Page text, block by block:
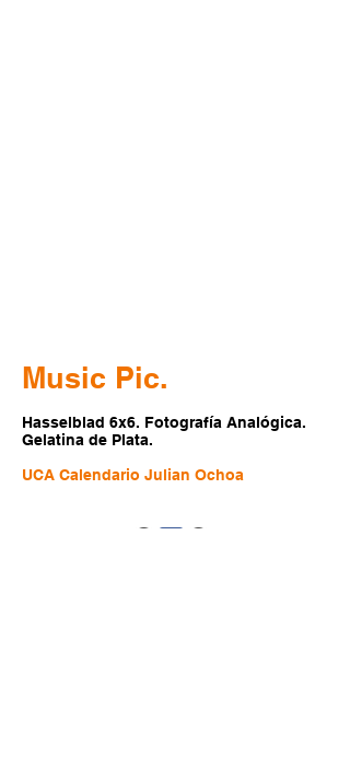
Music Pic.
Hasselblad 6x6. Fotografía Analógica.
Gelatina de Plata.
UCA Calendario Julian Ochoa